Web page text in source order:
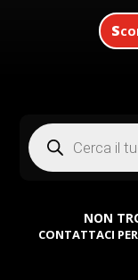
Products
search
NON
CONTATTACI